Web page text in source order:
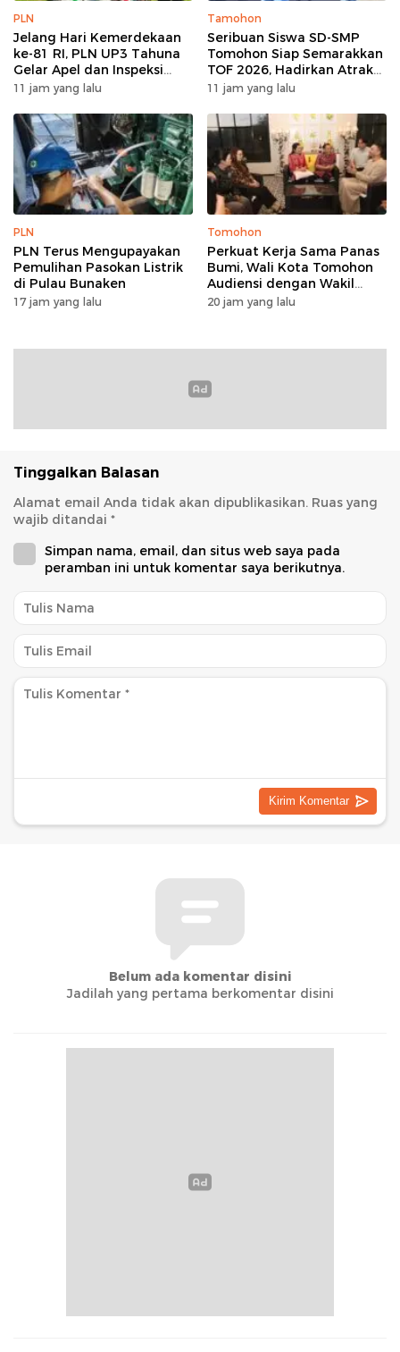
PLN
Jelang Hari Kemerdekaan
ke-81 RI, PLN UP3 Tahuna
Gelar Apel dan Inspeksi
Peralatan Guna Pastikan
Kepulauan Nusa Utara
11 jam yang lalu
Tamohon
Seribuan Siswa SD-SMP
Tomohon Siap Semarakkan
TOF 2026, Hadirkan Atraksi
Kolosal dan Harmoni Seni
11 jam yang lalu
PLN
PLN Terus Mengupayakan
Pemulihan Pasokan Listrik
di Pulau Bunaken
17 jam yang lalu
Tomohon
Perkuat Kerja Sama Panas
Bumi, Wali Kota Tomohon
Audiensi dengan Wakil
Dubes Selandia Baru
20 jam yang lalu
Tinggalkan Balasan
Alamat email Anda tidak akan dipublikasikan. Ruas yang
wajib ditandai *
Simpan nama, email, dan situs web saya pada
peramban ini untuk komentar saya berikutnya.
Belum ada komentar disini
Jadilah yang pertama berkomentar disini